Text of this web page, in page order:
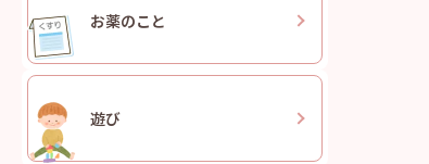
お薬のこと
遊び